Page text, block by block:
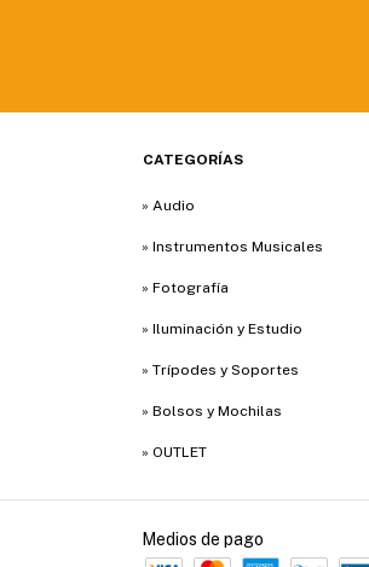
CATEGORÍAS
» Audio
» Instrumentos Musicales
» Fotografía
» Iluminación y Estudio
» Trípodes y Soportes
» Bolsos y Mochilas
» OUTLET
Medios de pago